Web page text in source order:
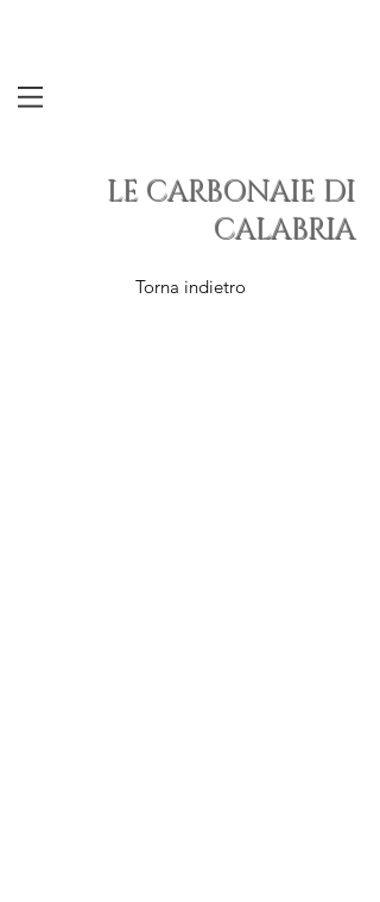
LE CARBONAIE DI
CALABRIA
Torna indietro